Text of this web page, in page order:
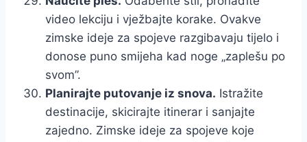
video lekciju i vježbajte korake. Ovakve
zimske ideje za spojeve razgibavaju tijelo i
donose puno smijeha kad noge „zaplešu po
svom”.
Planirajte putovanje iz snova. Istražite
destinacije, skicirajte itinerar i sanjajte
zajedno. Zimske ideje za spojeve koje